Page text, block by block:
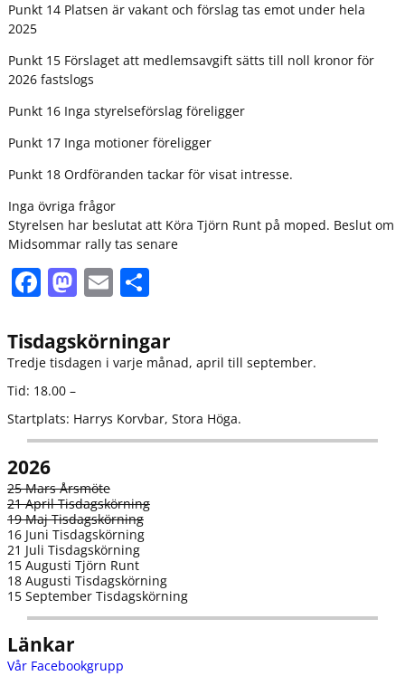
Punkt 14 Platsen är vakant och förslag tas emot under hela
2025
Punkt 15 Förslaget att medlemsavgift sätts till noll kronor för
2026 fastslogs
Punkt 16 Inga styrelseförslag föreligger
Punkt 17 Inga motioner föreligger
Punkt 18 Ordföranden tackar för visat intresse.
Inga övriga frågor
Styrelsen har beslutat att Köra Tjörn Runt på moped. Beslut om
Midsommar rally tas senare
F
c
e
b
o
o
k
M
st
o
o
n
E
ai
l
D
a
Tisdagskörningar
Tredje tisdagen i varje månad, april till september.
Tid: 18.00 –
Startplats: Harrys Korvbar, Stora Höga.
2026
25 Mars Årsmöte
21 April Tisdagskörning
19 Maj Tisdagskörning
16 Juni Tisdagskörning
21 Juli Tisdagskörning
15 Augusti Tjörn Runt
18 Augusti Tisdagskörning
15 September Tisdagskörning
Länkar
Vår Facebookgrupp